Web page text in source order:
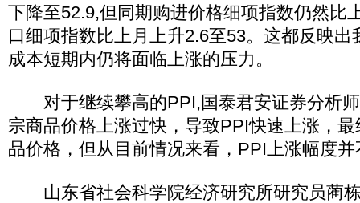
下降至52.9,但同期购进价格细项指数仍然比
口细项指数比上月上升2.6至53。这都反映出
成本短期内仍将面临上涨的压力。
对于继续攀高的PPI,国泰君安证券分析师
宗商品价格上涨过快，导致PPI快速上涨，
品价格，但从目前情况来看，PPI上涨幅度
山东省社会科学院经济研究所研究员蔺